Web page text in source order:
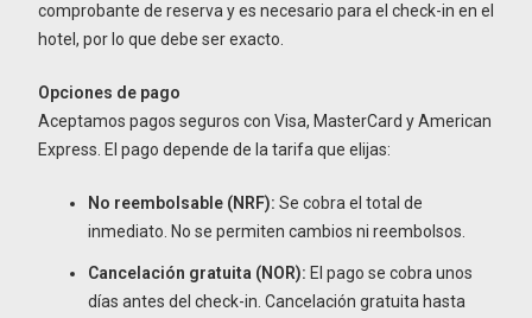
comprobante de reserva y es necesario para el check-in en el
hotel, por lo que debe ser exacto.
Opciones de pago
Aceptamos pagos seguros con Visa, MasterCard y American
Express. El pago depende de la tarifa que elijas:
No reembolsable (NRF): Se cobra el total de
inmediato. No se permiten cambios ni reembolsos.
Cancelación gratuita (NOR): El pago se cobra unos
días antes del check-in. Cancelación gratuita hasta